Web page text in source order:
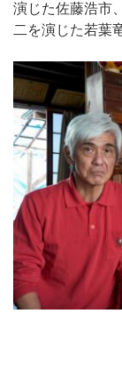
演じた佐藤浩市
二を演じた若葉